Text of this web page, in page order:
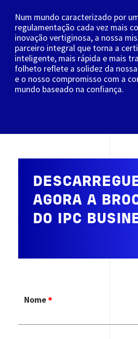
Num mundo caracterizado por
regulamentação cada vez mais
inovação vertiginosa, a nossa
parceiro integral que torna a
inteligente, mais rápida e mais
folheto reflete a solidez da
e o nosso compromisso com a
mundo baseado na confiança.
AGORA A
DO IPC
Nome